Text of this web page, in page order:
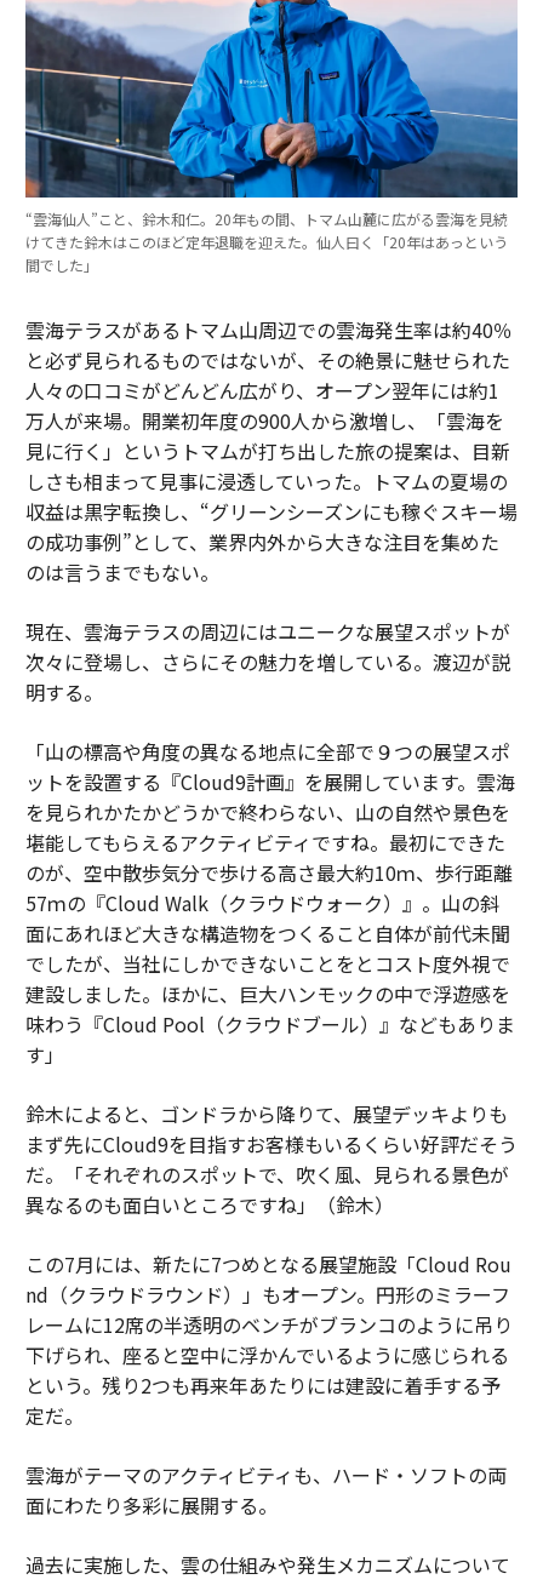
“雲海仙人”こと、鈴木和仁。20年もの間、トマム山麓に広がる雲海を見続
けてきた鈴木はこのほど定年退職を迎えた。仙人曰く「20年はあっという
間でした」
雲海テラスがあるトマム山周辺での雲海発生率は約40％
と必ず見られるものではないが、その絶景に魅せられた
人々の口コミがどんどん広がり、オープン翌年には約1
万人が来場。開業初年度の900人から激増し、「雲海を
見に行く」というトマムが打ち出した旅の提案は、目新
しさも相まって見事に浸透していった。トマムの夏場の
収益は黒字転換し、“グリーンシーズンにも稼ぐスキー場
の成功事例”として、業界内外から大きな注目を集めた
のは言うまでもない。
現在、雲海テラスの周辺にはユニークな展望スポットが
次々に登場し、さらにその魅力を増している。渡辺が説
明する。
「山の標高や角度の異なる地点に全部で９つの展望スポ
ットを設置する『Cloud9計画』を展開しています。雲海
を見られかたかどうかで終わらない、山の自然や景色を
堪能してもらえるアクティビティですね。最初にできた
のが、空中散歩気分で歩ける高さ最大約10ｍ、歩行距離
57ｍの『Cloud Walk（クラウドウォーク）』。山の斜
面にあれほど大きな構造物をつくること自体が前代未聞
でしたが、当社にしかできないことをとコスト度外視で
建設しました。ほかに、巨大ハンモックの中で浮遊感を
味わう『Cloud Pool（クラウドブール）』などもありま
す」
鈴木によると、ゴンドラから降りて、展望デッキよりも
まず先にCloud9を目指すお客様もいるくらい好評だそう
だ。「それぞれのスポットで、吹く風、見られる景色が
異なるのも面白いところですね」（鈴木）
この7月には、新たに7つめとなる展望施設「Cloud Rou
nd（クラウドラウンド）」もオープン。円形のミラーフ
レームに12席の半透明のベンチがブランコのように吊り
下げられ、座ると空中に浮かんでいるように感じられる
という。残り2つも再来年あたりには建設に着手する予
定だ。
雲海がテーマのアクティビティも、ハード・ソフトの両
面にわたり多彩に展開する。
過去に実施した、雲の仕組みや発生メカニズムについて